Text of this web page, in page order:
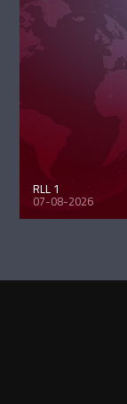
RLL 1
07-08-2026